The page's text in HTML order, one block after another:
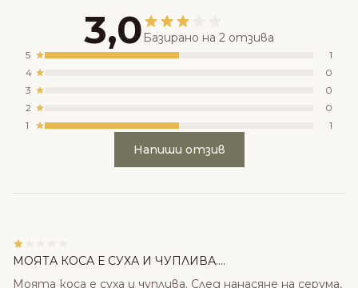
3,0 Базирано на 2 отзива
5
1
4
0
3
0
2
0
1
1
Напиши отзив
МОЯТА КОСА Е СУХА И ЧУПЛИВА....
Моята коса е суха и чуплива. След нанасяне на серума,